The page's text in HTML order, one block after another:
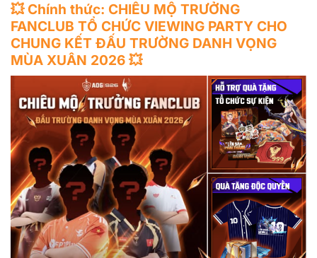
💥 Chính thức: CHIÊU MỘ TRƯỞNG
FANCLUB TỔ CHỨC VIEWING PARTY CHO
CHUNG KẾT ĐẤU TRƯỜNG DANH VỌNG
MÙA XUÂN 2026 💥